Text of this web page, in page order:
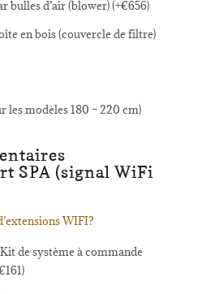
bulles d’air (blower) (+€656)
en bois (couvercle de filtre)
les modèles 180 – 220 cm)
SPA (signal WiFi
WIFI?
de système à commande
161)